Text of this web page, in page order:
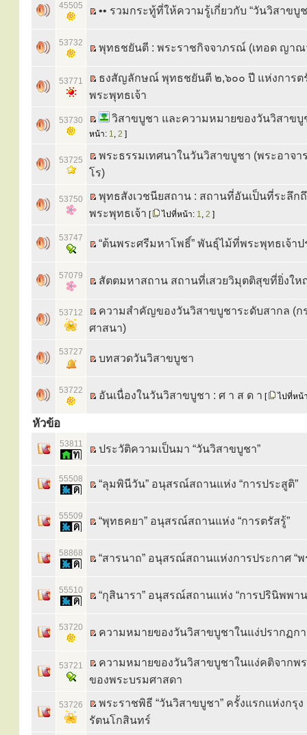
45505 •• รวมกระทู้ที่ให้ความรู้เกี่ยวกับ “วันวิสาขบูช
53732 พุทธชยันตี : พระราชกิจจาภรณ์ (เทอด ญาณ
53771
ธงสัญลักษณ์ พุทธชยันตี ๒,๖๐๐ ปี แห่งการต
พระพุทธเจ้า
53730 วิสาขบูชา และความหมายของวันวิสาขบู
หน้า: 1, 2 ]
53725
พระธรรมเทศนาในวันวิสาขบูชา (พระอาจา
โร)
53750
พุทธสังเวชนียสถาน : สถานที่อันเป็นที่ระลึก
พระพุทธเจ้า [ ไปที่หน้า: 1, 2 ]
53747 “ต้นพระศรีมหาโพธิ์” พันธุ์ไม้ที่พระพุทธเจ้า
57079 สัตตมหาสถาน สถานที่เสวยวิมุตติสุขที่ยิ่งใ
53712
ความสำคัญของวันวิสาขบูชาระดับสากล (ก
ศาสนา)
53727
บทสวดวันวิสาขบูชา
53722 อันเนื่องในวันวิสาขบูชา : ศ า ส ด า [ ไปที่หน้
หัวข้อ
53811 ประวัติความเป็นมา “วันวิสาขบูชา”
55508 “ลุมพินีวัน” อนุสรณ์สถานแห่ง “การประสูติ”
55509 “พุทธคยา” อนุสรณ์สถานแห่ง “การตรัสรู้”
58868 “สารนาถ” อนุสรณ์สถานแห่งการประกาศ “
55510 “กุสินารา” อนุสรณ์สถานแห่ง “การปรินิพพาน
53720 ความหมายของวันวิสาขบูชาในแง่ปรากฏก
53721
ความหมายของวันวิสาขบูชาในแง่คติจากพ
ของพระบรมศาสดา
53726
พระราชพิธี “วันวิสาขบูชา” ครั้งแรกแห่งกรุง
รัตนโกสินทร์